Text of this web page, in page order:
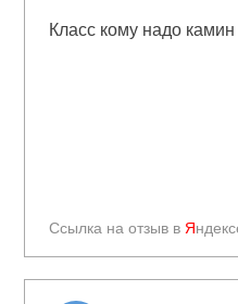
Ссылка на отзыв в Я
Класс кому надо